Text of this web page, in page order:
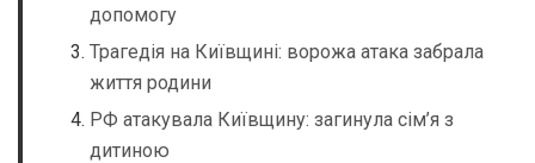
допомогу
Трагедія на Київщині: ворожа атака забрала
життя родини
РФ атакувала Київщину: загинула сім’я з
дитиною